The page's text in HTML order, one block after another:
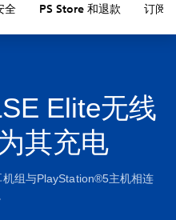
全 PS Store 和退款 订阅
Elite无线
其充电
组与PlayStation®5主机相连